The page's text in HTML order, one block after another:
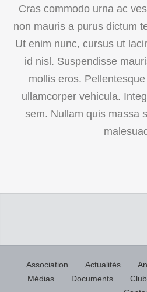
Cras commodo urna ac
non mauris a purus dictum
Ut enim nunc, cursus ut
id nisl. Suspendisse
mollis eros.
ullamcorper vehicula.
sem. Nullam quis massa
Association Actualités
Médias
Documents